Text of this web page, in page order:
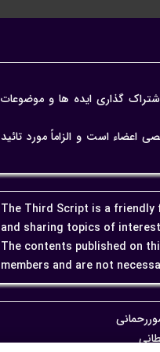
گذاری ایده ها و موضوعات
است و الزاماً مورد تائید
The Third Script is a
and sharing topics of
The contents published on
members and are not